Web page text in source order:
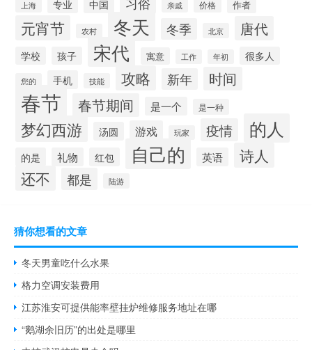
上海 专业 中国 亲戚 价格 作者
元宵节 农村 冬天 冬季 北京 唐代
学校 孩子 宋代 寓意 工作 年初 很多人
您的 手机 技能 攻略 新年 时间
春节 春节期间 是一个 是一种
梦幻西游 汤圆 游戏 玩家 疫情 的人
的是 礼物 红包 自己的 英语
诗人
还不
都是 陆游
猜你想看的文章
冬天男童吃什么水果
格力空调安装费用
江苏淮安可提供能率壁挂炉维修服务地址在哪
“鹅湖余旧历”的出处是哪里